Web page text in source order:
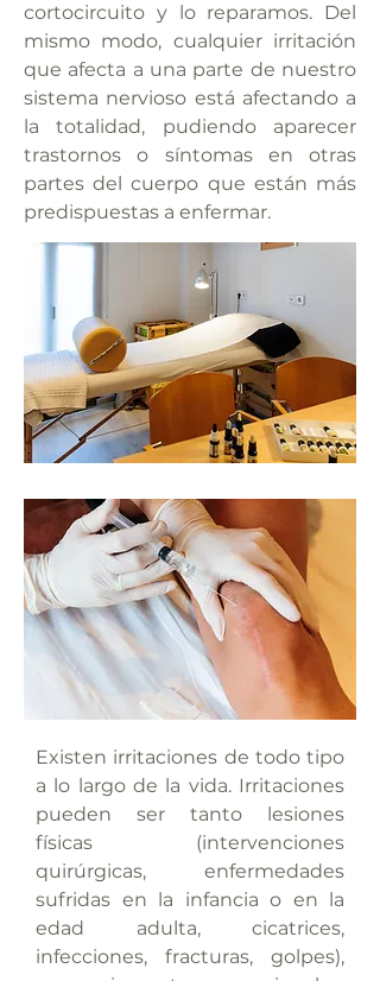
cortocircuito y lo reparamos. Del
mismo modo, cualquier irritación
que afecta a una parte de nuestro
sistema nervioso está afectando a
la totalidad, pudiendo aparecer
trastornos o síntomas en otras
partes del cuerpo que están más
predispuestas a enfermar.
Existen irritaciones de todo tipo
a lo largo de la vida. Irritaciones
pueden ser tanto lesiones
físicas (intervenciones
quirúrgicas, enfermedades
sufridas en la infancia o en la
edad adulta, cicatrices,
infecciones, fracturas, golpes),